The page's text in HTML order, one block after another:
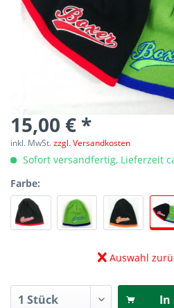
15,00 € *
inkl. MwSt.zzgl. Versandkosten
Sofort versandfertig, Lieferzeit
Farbe:
Auswahl
In